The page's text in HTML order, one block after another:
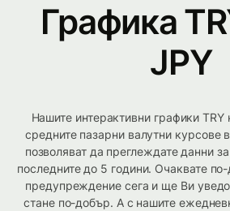
Графика
JPY
Нашите интерактивни графики TRY
средните пазарни валутни курсове
позволяват да преглеждате данни
последните до 5 години. Очаквате
предупреждение сега и ще Ви
стане по-добър. А с нашите